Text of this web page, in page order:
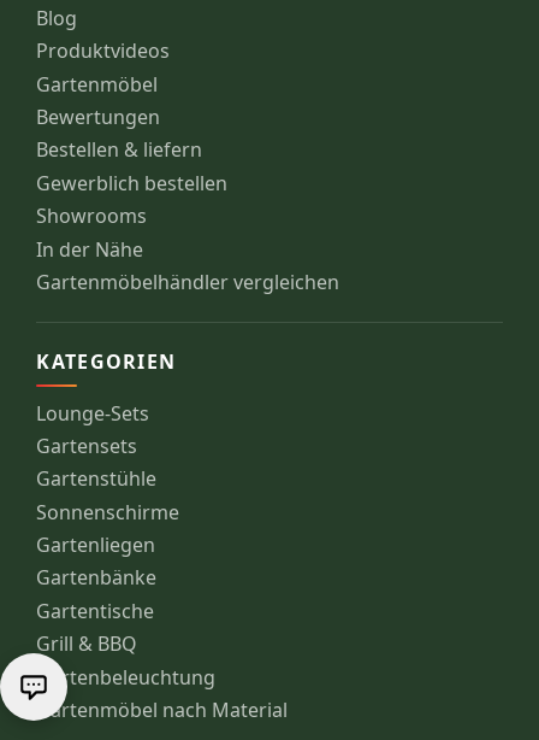
Blog
Produktvideos
Gartenmöbel
Bewertungen
Bestellen & liefern
Gewerblich bestellen
Showrooms
In der Nähe
Gartenmöbelhändler vergleichen
KATEGORIEN
Lounge-Sets
Gartensets
Gartenstühle
Sonnenschirme
Gartenliegen
Gartenbänke
Gartentische
Grill & BBQ
Gartenbeleuchtung
Gartenmöbel nach Material